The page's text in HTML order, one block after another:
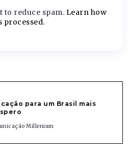
to reduce spam. Learn how
processed.
para um Brasil mais
Millenium